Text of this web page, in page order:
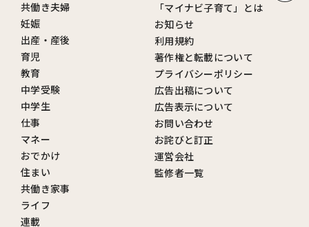
共働き夫婦
妊娠
出産・産後
育児
教育
中学受験
中学生
仕事
マネー
おでかけ
住まい
共働き家事
ライフ
連載
「マイナビ子育て」とは
お知らせ
利用規約
著作権と転載について
プライバシーポリシー
広告出稿について
広告表示について
お問い合わせ
お詫びと訂正
運営会社
監修者一覧